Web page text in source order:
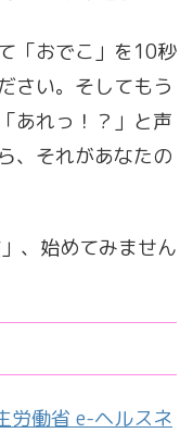
「おでこ」を10秒
さい。そしてもう
あれっ！？」と声
、それがあなたの
、始めてみません
労働省 e-ヘルスネ